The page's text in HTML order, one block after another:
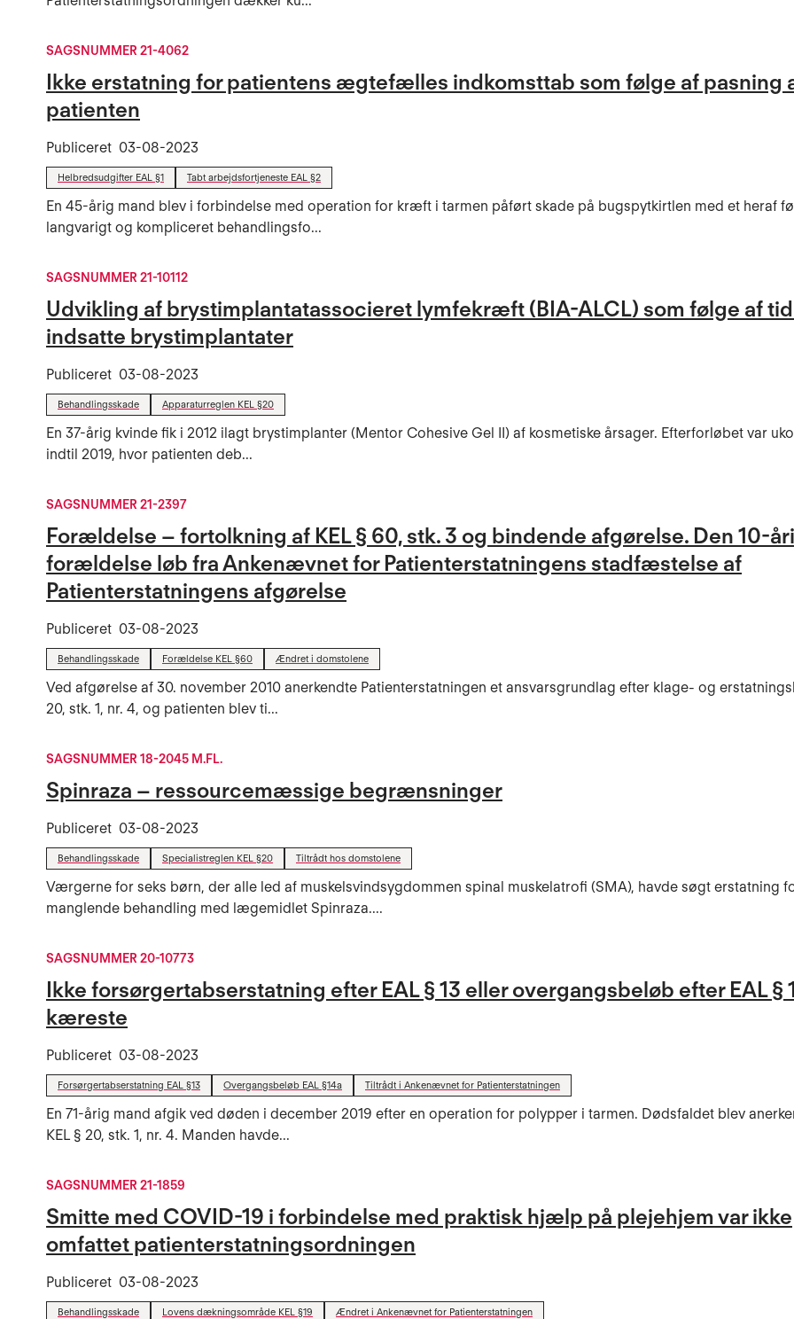
SAGSNUMMER 21-4062
Ikke erstatning for patientens ægtefælles indkomsttab som følge af pasning
patienten
Publiceret 03-08-2023
Helbredsudgifter EAL §1 Tabt arbejdsfortjeneste EAL §2
En 45-årig mand blev i forbindelse med operation for kræft i tarmen påført skade på bugspytkirtlen med et heraf
langvarigt og kompliceret behandlingsfo...
SAGSNUMMER 21-10112
Udvikling af brystimplantatassocieret lymfekræft (BIA-ALCL) som følge af
indsatte brystimplantater
Publiceret 03-08-2023
Behandlingsskade Apparaturreglen KEL §20
En 37-årig kvinde fik i 2012 ilagt brystimplanter (Mentor Cohesive Gel II) af kosmetiske årsager. Efterforløbet var
indtil 2019, hvor patienten deb...
SAGSNUMMER 21-2397
Forældelse – fortolkning af KEL § 60, stk. 3 og bindende afgørelse. Den 10-
forældelse løb fra Ankenævnet for Patienterstatningens stadfæstelse af
Patienterstatningens afgørelse
Publiceret 03-08-2023
Behandlingsskade Forældelse KEL §60 Ændret i domstolene
Ved afgørelse af 30. november 2010 anerkendte Patienterstatningen et ansvarsgrundlag efter klage- og
20, stk. 1, nr. 4, og patienten blev ti...
SAGSNUMMER 18-2045 M.FL.
Spinraza – ressourcemæssige begrænsninger
Publiceret 03-08-2023
Behandlingsskade Specialistreglen KEL §20 Tiltrådt hos domstolene
Værgerne for seks børn, der alle led af muskelsvindsygdommen spinal muskelatrofi (SMA), havde søgt erstatning
manglende behandling med lægemidlet Spinraza....
SAGSNUMMER 20-10773
Ikke forsørgertabserstatning efter EAL § 13 eller overgangsbeløb efter EAL §
kæreste
Publiceret 03-08-2023
Forsørgertabserstatning EAL §13 Overgangsbeløb EAL §14a Tiltrådt i Ankenævnet for Patienterstatningen
En 71-årig mand afgik ved døden i december 2019 efter en operation for polypper i tarmen. Dødsfaldet blev
KEL § 20, stk. 1, nr. 4. Manden havde...
SAGSNUMMER 21-1859
Smitte med COVID-19 i forbindelse med praktisk hjælp på plejehjem var ikke
omfattet patienterstatningsordningen
Publiceret 03-08-2023
Behandlingsskade Lovens dækningsområde KEL §19 Ændret i Ankenævnet for Patienterstatningen